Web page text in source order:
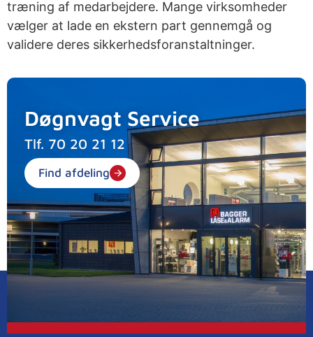
træning af medarbejdere. Mange virksomheder
vælger at lade en ekstern part gennemgå og
validere deres sikkerhedsforanstaltninger.
Døgnvagt Service
Tlf. 70 20 21 12
Find afdeling